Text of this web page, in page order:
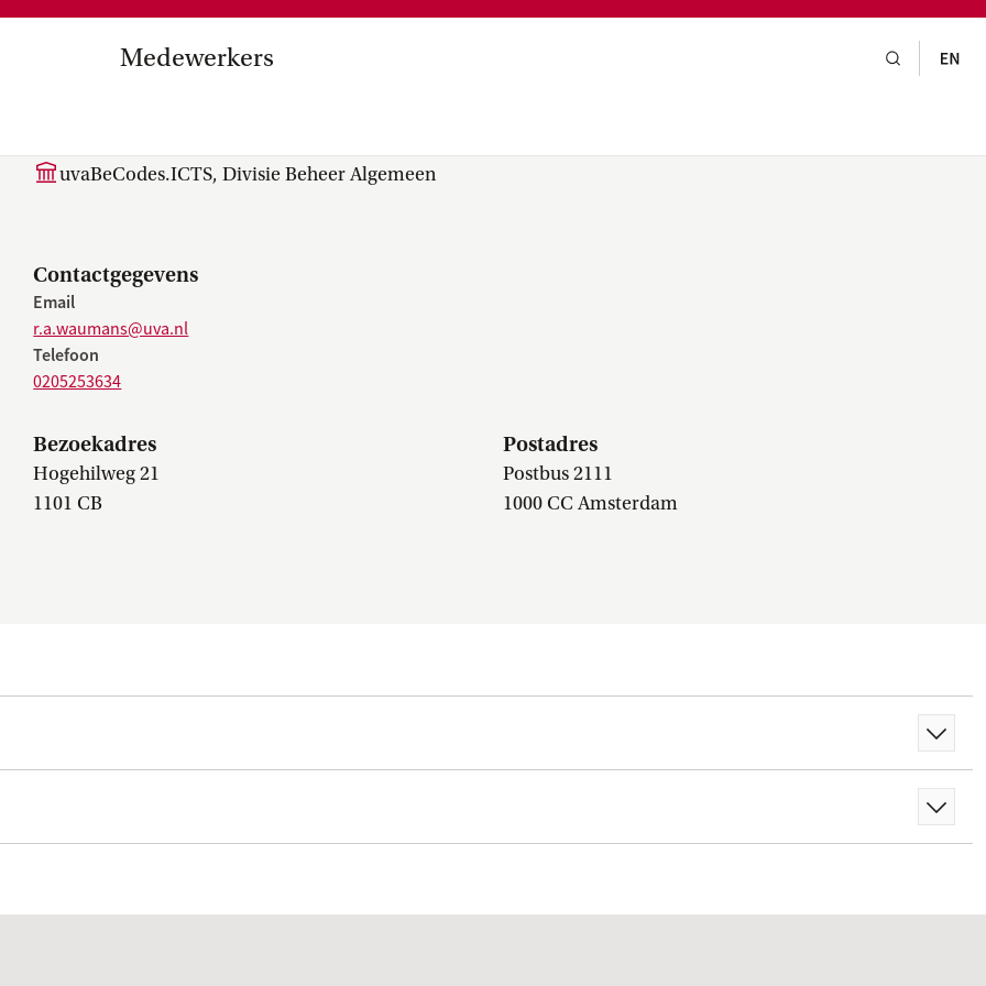
Medewerkers
plan, instellingsplan,
Internationalisering in
Medezeggenschap, ondernemingsraad,
uvaBeCodes.ICTS, Divisie Beheer Algemeen
Contactgegevens
Email
r.a.waumans@uva.nl
Telefoon
0205253634
Bezoekadres
Hogehilweg 21
1101 CB
Postadres
Postbus 2111
1000 CC Amsterdam